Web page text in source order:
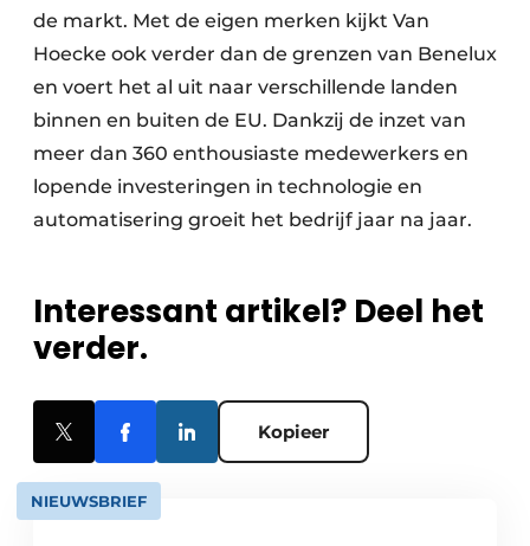
de markt. Met de eigen merken kijkt Van
Hoecke ook verder dan de grenzen van Benelux
en voert het al uit naar verschillende landen
binnen en buiten de EU. Dankzij de inzet van
meer dan 360 enthousiaste medewerkers en
lopende investeringen in technologie en
automatisering groeit het bedrijf jaar na jaar.
Interessant artikel? Deel het
verder.
Kopieer
NIEUWSBRIEF